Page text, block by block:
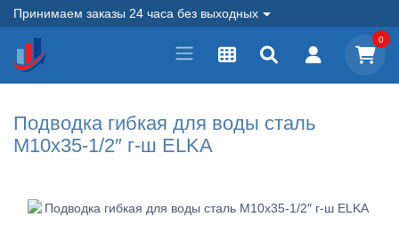
Принимаем заказы 24 часа без выходных
0
Подводка гибкая для воды сталь
M10х35-1/2″ г-ш ELKA